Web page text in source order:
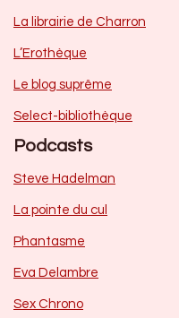
La librairie de Charron
L’Erothèque
Le blog suprême
Select-bibliothèque
Podcasts
Steve Hadelman
La pointe du cul
Phantasme
Eva Delambre
Sex Chrono